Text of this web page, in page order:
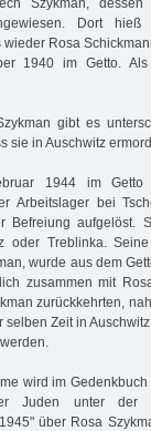
Dort hieß
wieder Rosa
1940 im Getto. Als
gibt es
sie in Auschwitz
1944 im Getto
bei
Befreiung aufgelöst.
oder Treblinka.
wurde aus dem
zusammen mit
zurückkehrten,
Zeit in
wird im
unter der
über Rosa